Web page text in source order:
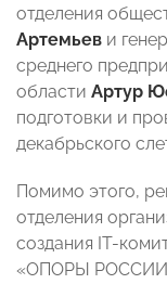
отделения
Артемьев и
среднего
области Артур
подготовки и
декабрьского
Помимо этого,
отделения
создания IT-
«ОПОРЫ